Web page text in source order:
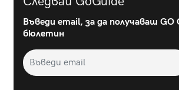
Въведи email, за да получаваш GO
бюлетин